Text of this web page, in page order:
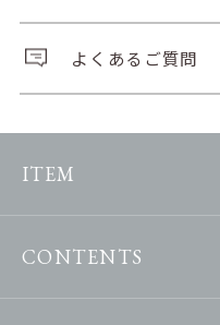
よくあるご質問
ITEM
CONTENTS